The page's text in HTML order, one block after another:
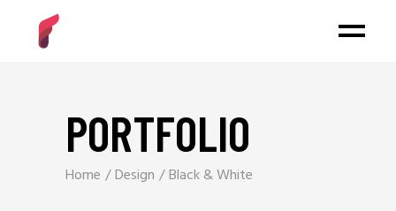
PORTFOLIO
Home Design Black & White